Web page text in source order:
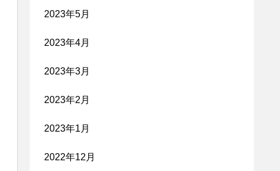
2023年5月
2023年4月
2023年3月
2023年2月
2023年1月
2022年12月